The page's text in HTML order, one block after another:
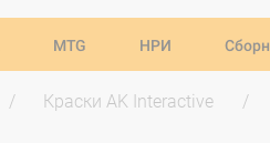
MTG НРИ
Краски AK Interactive